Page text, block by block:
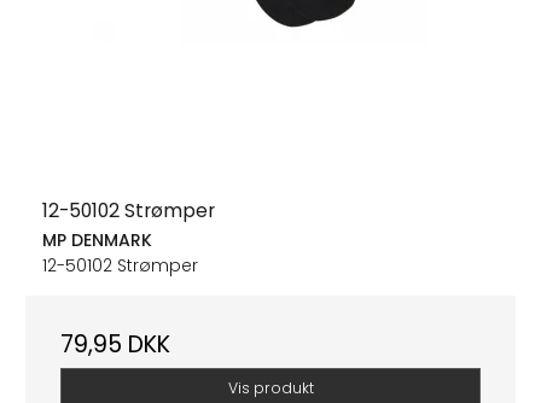
12-50102 Strømper
MP DENMARK
12-50102 Strømper
79,95 DKK
Vis produkt